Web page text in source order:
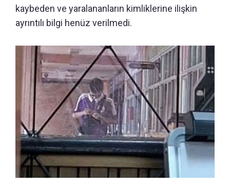
kaybeden ve yaralananların kimliklerine ilişkin
ayrıntılı bilgi henüz verilmedi.